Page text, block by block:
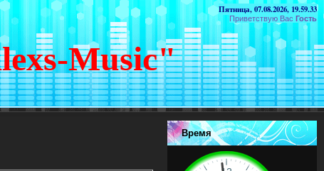
Пятница, 07.08.2026, 19.59.33
Приветствую Вас Гость
Music"
Время